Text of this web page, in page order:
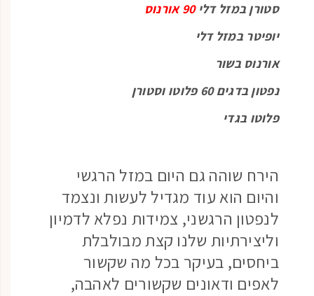
סטורן במזל דלי 90 אורנוס
יופיטר במזל דלי
אורנוס בשור
נפטון בדגים 60 פלוטו וסטורן
פלוטו בגדי
הירח שוהה גם היום במזל הרגשי
והיום הוא עוד מגדיל לעשות ונצמד
לנפטון הרגשני, צמידות נפלא לדמיון
וליצירתיות שלנו קצת מבולבלת
ביחסים, בעיקר בכל מה שקשור
לאפים ודאונים שקשורים לאהבה,